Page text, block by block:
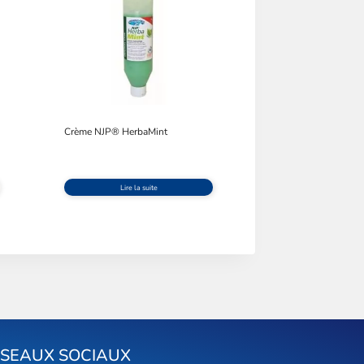
Crème NJP® HerbaMint
Lire la suite
SOCIAUX